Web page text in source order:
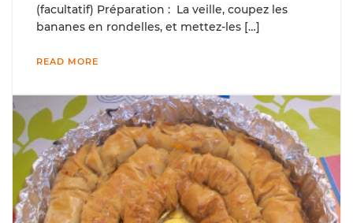
(facultatif) Préparation : La veille, coupez les
bananes en rondelles, et mettez-les […]
READ MORE